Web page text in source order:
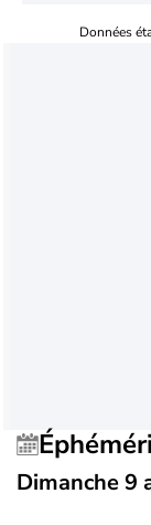
Données
Dimanche 9